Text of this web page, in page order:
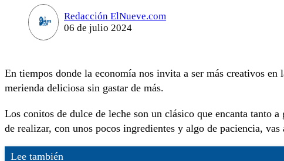
Redacción ElNueve.com
06 de julio 2024
En tiempos donde la economía nos invita a ser más creativos
merienda deliciosa sin gastar de más.
Los conitos de dulce de leche son un clásico que encanta tanto
de realizar, con unos pocos ingredientes y algo de paciencia,
Lee también